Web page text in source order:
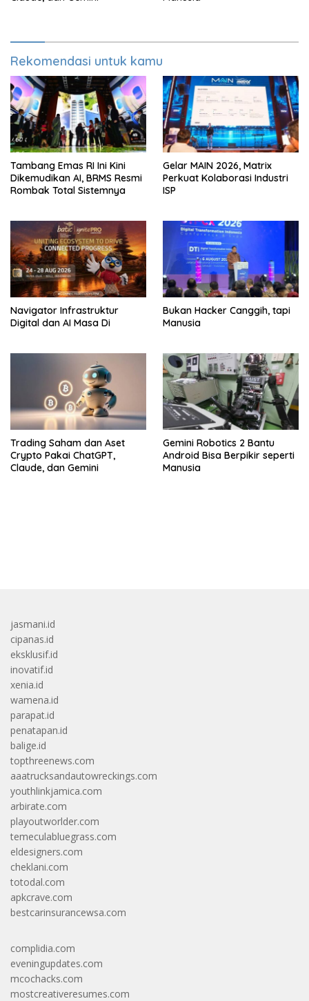
Rekomendasi untuk kamu
Tambang Emas RI Ini Kini
Dikemudikan AI, BRMS Resmi
Rombak Total Sistemnya
Gelar MAIN 2026, Matrix
Perkuat Kolaborasi Industri
ISP
Navigator Infrastruktur
Digital dan AI Masa Di
Bukan Hacker Canggih, tapi
Manusia
Trading Saham dan Aset
Crypto Pakai ChatGPT,
Claude, dan Gemini
Gemini Robotics 2 Bantu
Android Bisa Berpikir seperti
Manusia
jasmani.id
cipanas.id
eksklusif.id
inovatif.id
xenia.id
wamena.id
parapat.id
penatapan.id
balige.id
topthreenews.com
aaatrucksandautowreckings.com
youthlinkjamica.com
arbirate.com
playoutworlder.com
temeculabluegrass.com
eldesigners.com
cheklani.com
totodal.com
apkcrave.com
bestcarinsurancewsa.com
complidia.com
eveningupdates.com
mcochacks.com
mostcreativeresumes.com